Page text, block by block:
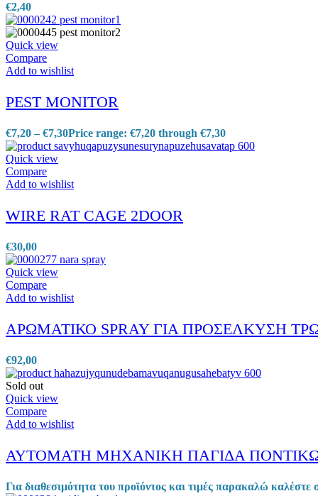
€2,40
Quick view
Compare
Add to wishlist
PEST MONITOR
€7,20 – €7,30Price range: €7,20 through €7,30
Quick view
Compare
Add to wishlist
WIRE RAT CAGE 2DOOR
€30,00
Quick view
Compare
Add to wishlist
ΑΡΩΜΑΤΙΚΟ SPRAY ΓΙΑ ΠΡΟΣΕΛΚΥΣΗ
€92,00
Sold out
Quick view
Compare
Add to wishlist
ΑΥΤΟΜΑΤΗ ΜΗΧΑΝΙΚΗ ΠΑΓΙΔΑ ΠΟΝΤΙΚΩΝ
Για διαθεσιμότητα του προϊόντος και τιμές παρακαλώ καλέστε